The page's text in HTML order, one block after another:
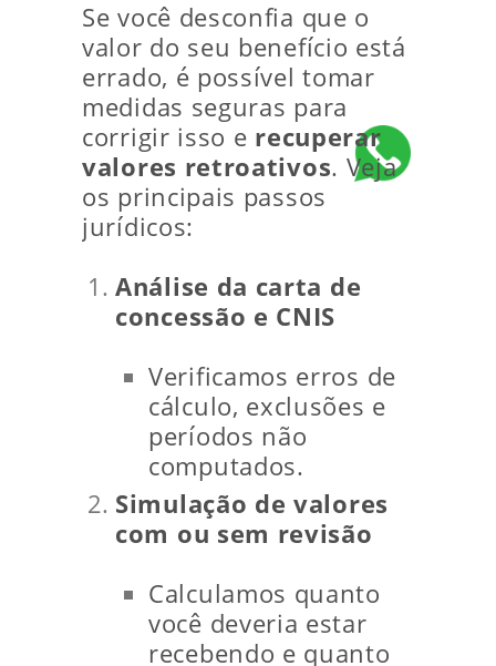
Se você desconfia que o
valor do seu benefício está
errado, é possível tomar
medidas seguras para
corrigir isso e recuperar
valores retroativos. Veja
os principais passos
jurídicos:
Análise da carta de
concessão e CNIS
Verificamos erros de
cálculo, exclusões e
períodos não
computados.
Simulação de valores
com ou sem revisão
Calculamos quanto
você deveria estar
recebendo e quanto